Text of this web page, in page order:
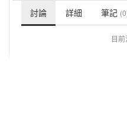
討論 詳細 筆記
目